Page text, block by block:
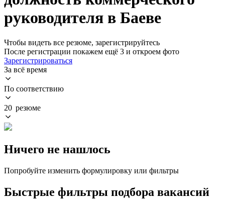
руководителя в Баеве
Чтобы видеть все резюме, зарегистрируйтесь
После регистрации покажем ещё 3 и откроем фото
Зарегистрироваться
За всё время
По соответствию
20 резюме
Ничего не нашлось
Попробуйте изменить формулировку или фильтры
Быстрые фильтры подбора вакансий